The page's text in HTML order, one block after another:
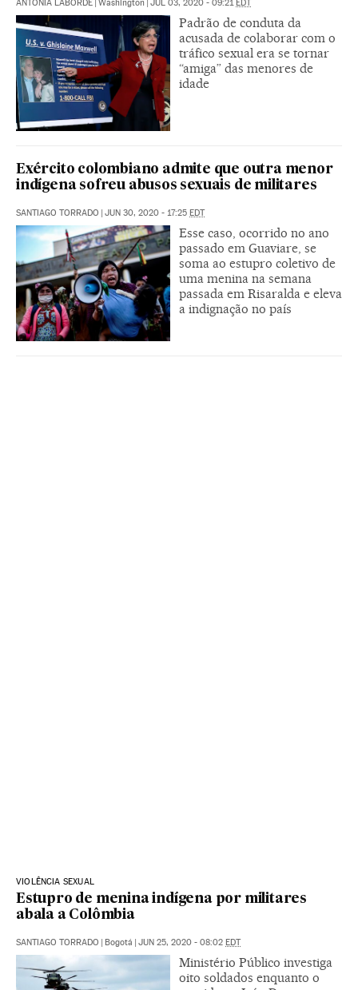
ANTONIA LABORDE | Washington | JUL 03, 2020 - 09:21EDT
Padrão de conduta da
acusada de colaborar com o
tráfico sexual era se tornar
“amiga” das menores de
idade
Exército colombiano admite que outra menor
indígena sofreu abusos sexuais de militares
SANTIAGO TORRADO | JUN 30, 2020 - 17:25 EDT
Esse caso, ocorrido no ano
passado em Guaviare, se
soma ao estupro coletivo de
uma menina na semana
passada em Risaralda e eleva
a indignação no país
VIOLÊNCIA SEXUAL
Estupro de menina indígena por militares
abala a Colômbia
SANTIAGO TORRADO | Bogotá | JUN 25, 2020 - 08:02 EDT
Ministério Público investiga
oito soldados enquanto o